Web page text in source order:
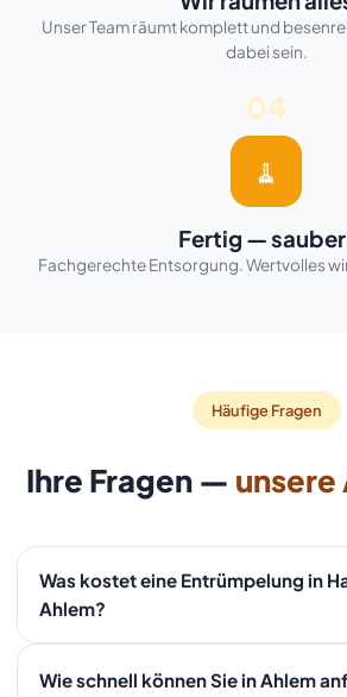
Unser Team räumt komplett und
dabei sein.
04
🧹
Fertig —
Fachgerechte Entsorgung. Wertvolles
Häufige Fragen
Ihre Fragen —
Was kostet eine Entrümpelung in
Ahlem?
Die Kosten hängen von Volumen,
Wertgegenständen ab. Nach einer
Wie schnell können Sie in Ahlem